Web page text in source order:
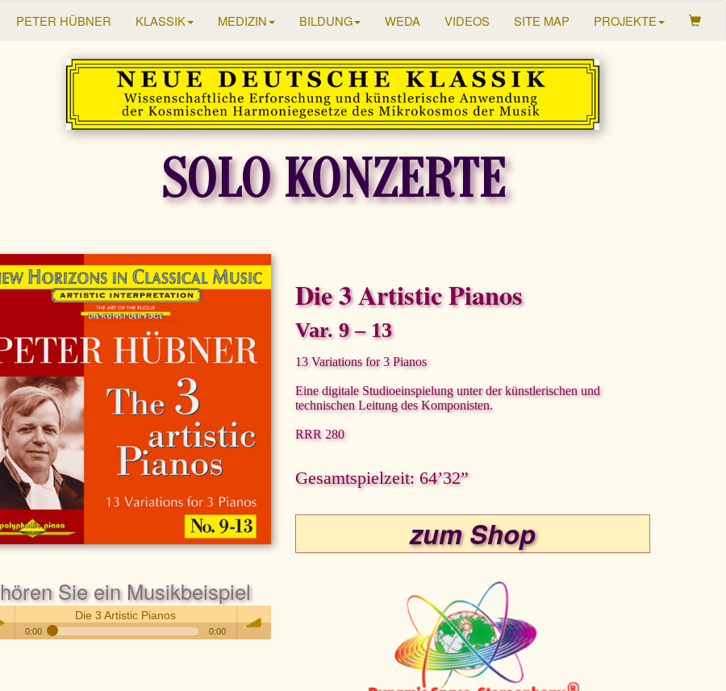
PETER HÜBNER KLASSIK MEDIZIN BILDUNG WEDA VIDEOS SITE MAP PROJEKTE
SOLO KONZERTE
hören Sie ein Musikbeispiel
Die 3 Artistic Pianos
0:00 0:00
Die 3 Artistic Pianos
Var. 9 – 13
13 Variations for 3 Pianos
Eine digitale Studioeinspielung unter der künstlerischen und
technischen Leitung des Komponisten.
RRR 280
Gesamtspielzeit: 64’32”
zum Shop